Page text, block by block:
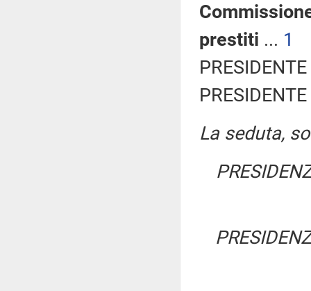
prestiti ... 1
La seduta,